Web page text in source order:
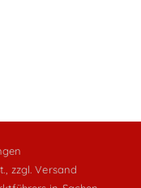
zzgl. Versand